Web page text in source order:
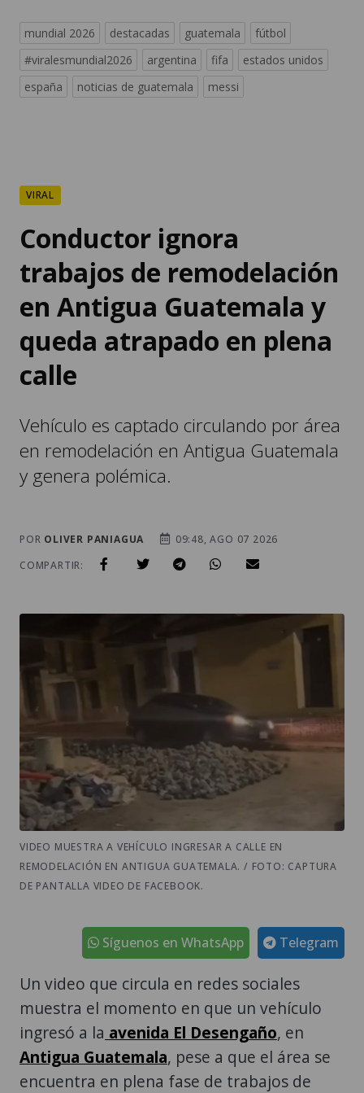
mundial 2026 destacadas guatemala
fútbol
#viralesmundial2026
argentina fifa
estados unidos
españa
noticias de guatemala messi
VIRAL
Conductor ignora
trabajos de remodelación
en Antigua Guatemala y
queda atrapado en plena
calle
Vehículo es captado circulando por área
en remodelación en Antigua Guatemala
y genera polémica.
POR OLIVER PANIAGUA
09:48, AGO 07 2026
COMPARTIR:
VIDEO MUESTRA A VEHÍCULO INGRESAR A CALLE EN
REMODELACIÓN EN ANTIGUA GUATEMALA. / FOTO: CAPTURA
DE PANTALLA VIDEO DE FACEBOOK.
Telegram
Síguenos en WhatsApp
Un video que circula en redes sociales
muestra el momento en que un vehículo
ingresó a la avenida El Desengaño, en
Antigua Guatemala, pese a que el área se
encuentra en plena fase de trabajos de